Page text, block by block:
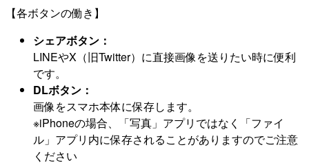
【各ボタンの働き】
シェアボタン：
LINEやX（旧Twitter）に直接画像を送りたい時に便利
です。
DLボタン：
画像をスマホ本体に保存します。
※iPhoneの場合、「写真」アプリではなく「ファイ
ル」アプリ内に保存されることがありますのでご注意
ください